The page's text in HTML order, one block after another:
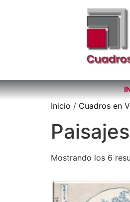
Inicio / Cuadros en
Paisajes
Mostrando los 6